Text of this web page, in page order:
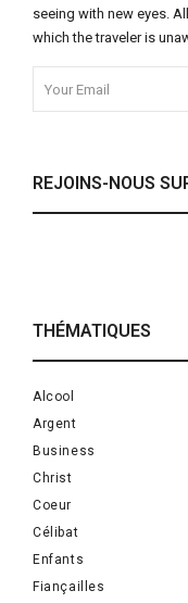
seeing with new eyes.
which the traveler is
REJOINS-NOUS
THÉMATIQUES
Alcool
Argent
Business
Christ
Coeur
Célibat
Enfants
Fiançailles